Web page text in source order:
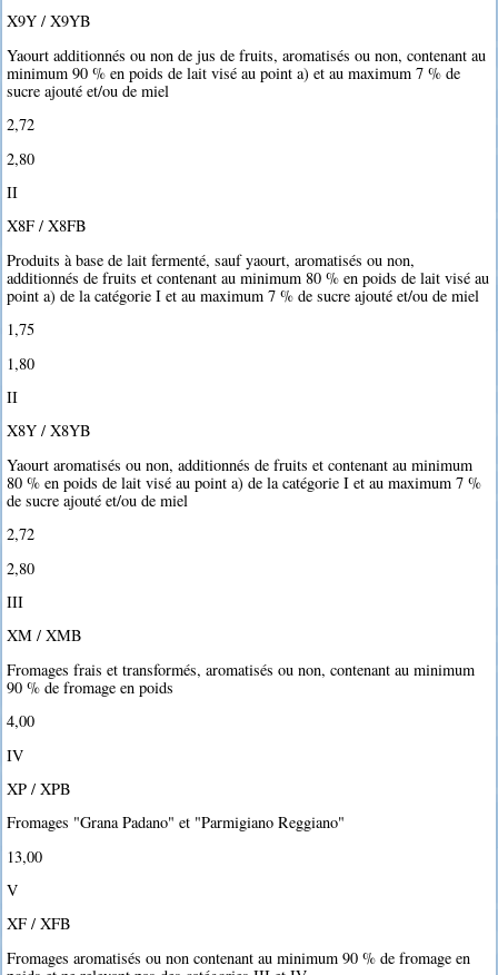
X9Y / X9YB
Yaourt additionnés ou non de jus de fruits, aromatisés ou non, contenant au
minimum 90 % en poids de lait visé au point a) et au maximum 7 % de
sucre ajouté et/ou de miel
2,72 
2,80 
II
X8F / X8FB
Produits à base de lait fermenté, sauf yaourt, aromatisés ou non,
additionnés de fruits et contenant au minimum 80 % en poids de lait visé au
point a) de la catégorie I et au maximum 7 % de sucre ajouté et/ou de miel
1,75 
1,80 
II
X8Y / X8YB
Yaourt aromatisés ou non, additionnés de fruits et contenant au minimum
80 % en poids de lait visé au point a) de la catégorie I et au maximum 7 %
de sucre ajouté et/ou de miel
2,72 
2,80 
III
XM / XMB
Fromages frais et transformés, aromatisés ou non, contenant au minimum
90 % de fromage en poids
4,00 
IV
XP / XPB
Fromages "Grana Padano" et "Parmigiano Reggiano"
13,00 
V
XF / XFB
Fromages aromatisés ou non contenant au minimum 90 % de fromage en